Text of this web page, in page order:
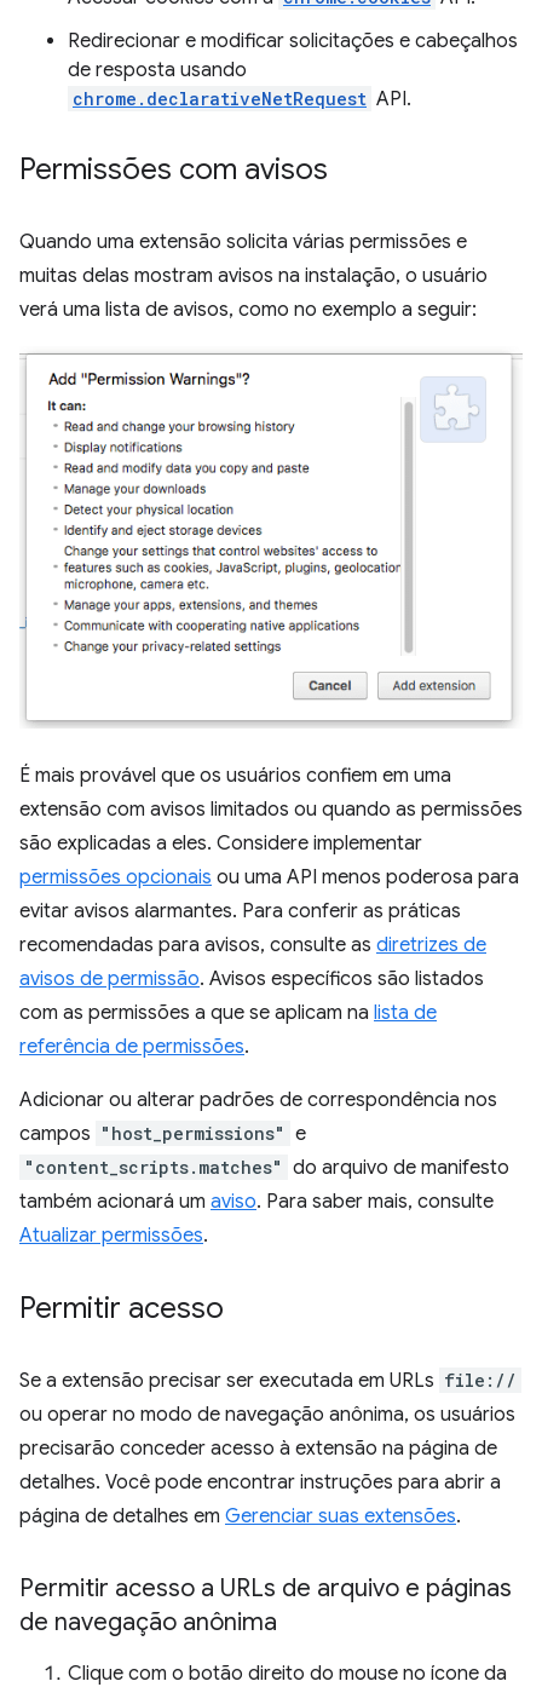
Redirecionar e modificar solicitações e cabeçalhos
de resposta usando
chrome.declarativeNetRequest API.
Permissões com avisos
Quando uma extensão solicita várias permissões e
muitas delas mostram avisos na instalação, o usuário
verá uma lista de avisos, como no exemplo a seguir:
É mais provável que os usuários confiem em uma
extensão com avisos limitados ou quando as permissões
são explicadas a eles. Considere implementar
permissões opcionais ou uma API menos poderosa para
evitar avisos alarmantes. Para conferir as práticas
recomendadas para avisos, consulte as diretrizes de
avisos de permissão. Avisos específicos são listados
com as permissões a que se aplicam na lista de
referência de permissões.
Adicionar ou alterar padrões de correspondência nos
campos "host_permissions" e
"content_scripts.matches" do arquivo de manifesto
também acionará um aviso. Para saber mais, consulte
Atualizar permissões.
Permitir acesso
Se a extensão precisar ser executada em URLs file://
ou operar no modo de navegação anônima, os usuários
precisarão conceder acesso à extensão na página de
detalhes. Você pode encontrar instruções para abrir a
página de detalhes em Gerenciar suas extensões.
Permitir acesso a URLs de arquivo e páginas
de navegação anônima
Clique com o botão direito do mouse no ícone da